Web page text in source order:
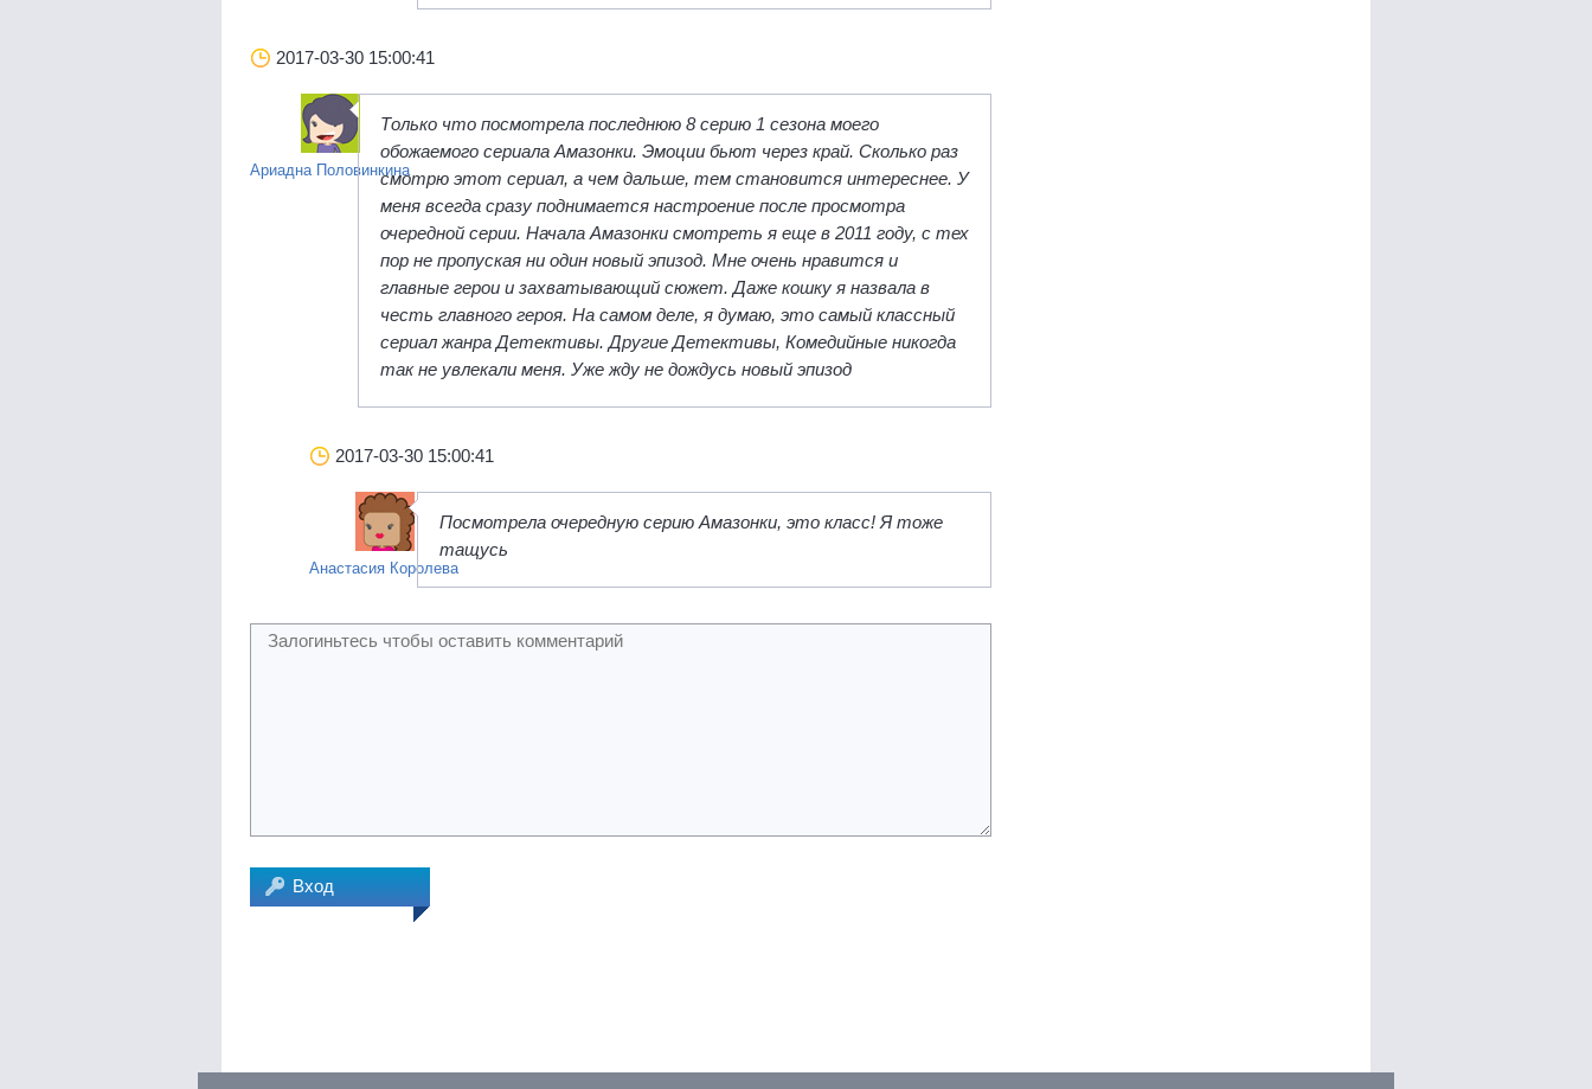
2017-03-30 15:00:41
Ариадна Половинкина
Только что посмотрела последнюю 8 серию 1 сезона моего
обожаемого сериала Амазонки. Эмоции бьют через край. Сколько раз
смотрю этот сериал, а чем дальше, тем становится интереснее. У
меня всегда сразу поднимается настроение после просмотра
очередной серии. Начала Амазонки смотреть я еще в 2011 году, с тех
пор не пропуская ни один новый эпизод. Мне очень нравится и
главные герои и захватывающий сюжет. Даже кошку я назвала в
честь главного героя. На самом деле, я думаю, это самый классный
сериал жанра Детективы. Другие Детективы, Комедийные никогда
так не увлекали меня. Уже жду не дождусь новый эпизод
2017-03-30 15:00:41
Анастасия Королева
Посмотрела очередную серию Амазонки, это класс! Я тоже
тащусь
Вход